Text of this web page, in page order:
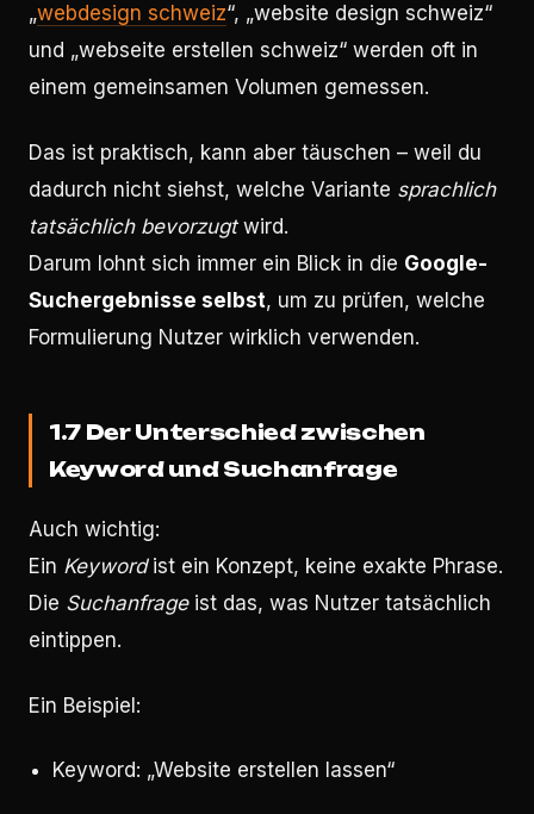
„webdesign schweiz“, „website design schweiz“
und „webseite erstellen schweiz“ werden oft in
einem gemeinsamen Volumen gemessen.
Das ist praktisch, kann aber täuschen – weil du
dadurch nicht siehst, welche Variante sprachlich
tatsächlich bevorzugtwird.
Darum lohnt sich immer ein Blick in die Google-
Suchergebnisse selbst, um zu prüfen, welche
Formulierung Nutzer wirklich verwenden.
1.7 Der Unterschied zwischen
Keyword und Suchanfrage
Auch wichtig:
Ein Keywordist ein Konzept, keine exakte Phrase.
Die Suchanfrageist das, was Nutzer tatsächlich
eintippen.
Ein Beispiel:
Keyword: „Website erstellen lassen“